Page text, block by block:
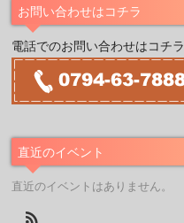
お問い合わせはコチラ
電話でのお問い合わせはコチラ
直近のイベント
直近のイベントはありません。